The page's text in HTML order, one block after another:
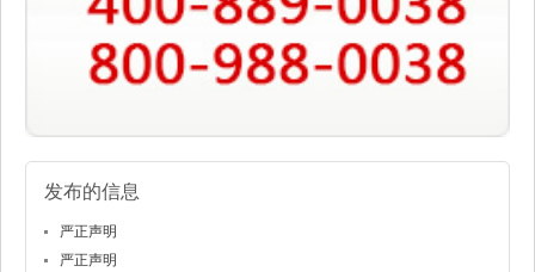
发布的信息
严正声明
严正声明